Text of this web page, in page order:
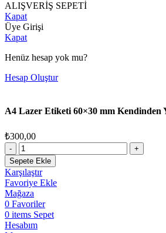
ALIŞVERİŞ SEPETİ
Kapat
Üye Girişi
Kapat
Henüz hesap yok mu?
Hesap Oluştur
A4 Lazer Etiketi 60×30 mm Kendinden
₺300,00
A4
Lazer
Etiketi
60×30
mm
Kendinden
Yapışkanlı
Etiket
Sepete Ekle
Karşılaştır
Favoriye Ekle
Mağaza
0 Favoriler
0 items Sepet
Hesabım